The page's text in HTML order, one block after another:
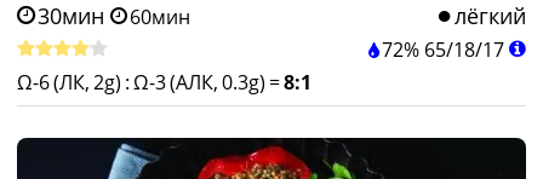
30мин 60мин лёгкий
72% 65/18/17
Ω-6 (ЛК, 2g) :Ω-3 (АЛК, 0.3g) =8:1